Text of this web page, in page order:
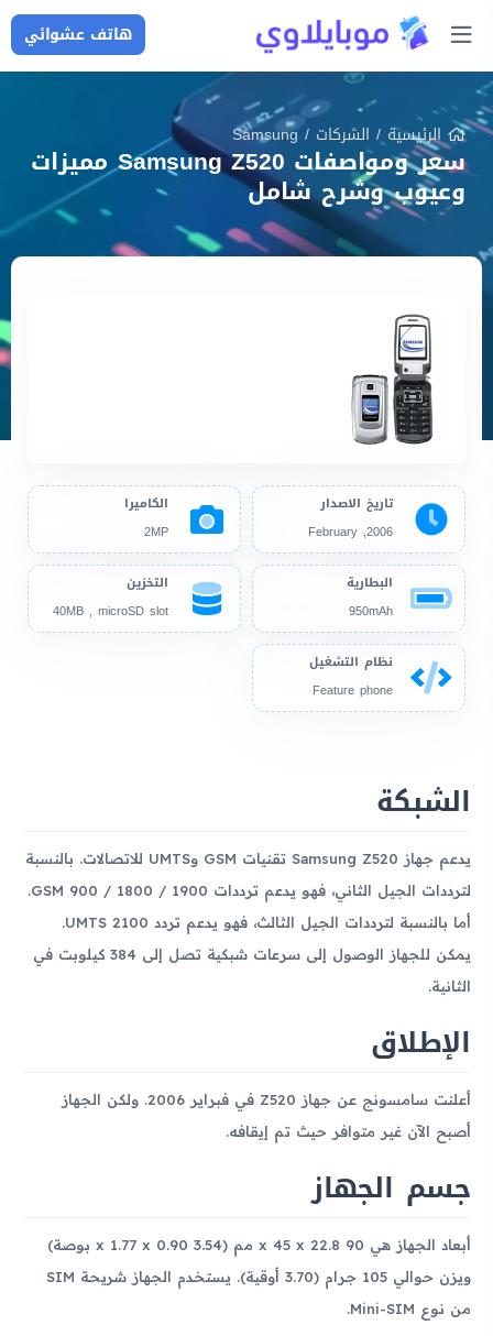
هاتف عشوائي
الرئيسية/ الشركات /
Samsung
سعر ومواصفات Samsung Z520 مميزات
وعيوب وشرح شامل
تاريخ الاصدار
2006, February
الكاميرا
2MP
البطارية
950mAh
التخزين
40MB , microSD slot
نظام التشغيل
Feature phone
الشبكة
يدعم جهاز Samsung Z520 تقنيات GSM وUMTS للاتصالات. بالنسبة
لترددات الجيل الثاني، فهو يدعم ترددات GSM 900 / 1800 / 1900.
أما بالنسبة لترددات الجيل الثالث، فهو يدعم تردد UMTS 2100.
يمكن للجهاز الوصول إلى سرعات شبكية تصل إلى 384 كيلوبت في
الثانية.
الإطلاق
أعلنت سامسونج عن جهاز Z520 في فبراير 2006. ولكن الجهاز
أصبح الآن غير متوافر حيث تم إيقافه.
جسم الجهاز
أبعاد الجهاز هي 90 x 45 x 22.8 مم (3.54 x 1.77 x 0.90 بوصة)
ويزن حوالي 105 جرام (3.70 أوقية). يستخدم الجهاز شريحة SIM
من نوع Mini-SIM.